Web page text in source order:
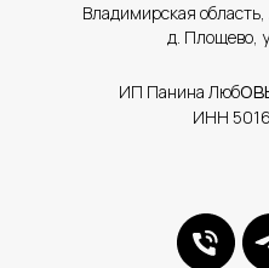
​Владимирская
д. Площево,
ИП Панина Люб
ИНН